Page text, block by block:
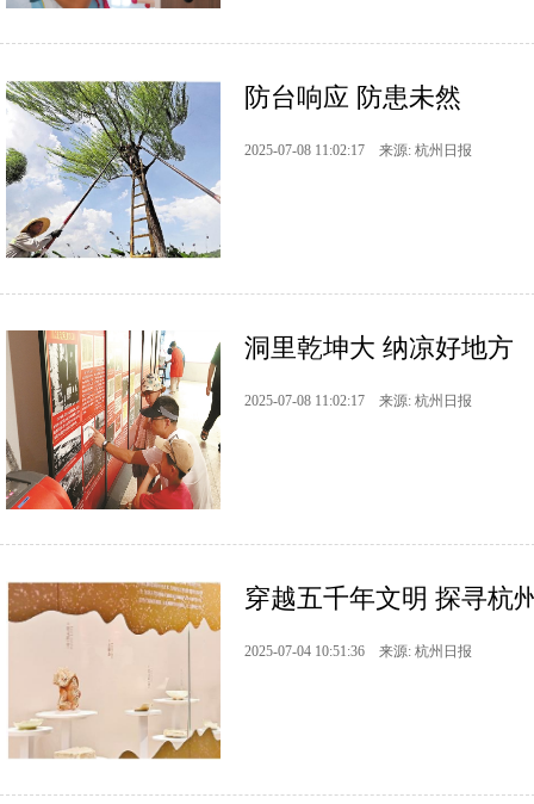
防台响应 防患未然
2025-07-08 11:02:17 来源: 杭州日报
洞里乾坤大 纳凉好地方
2025-07-08 11:02:17 来源: 杭州日报
穿越五千年文明 探寻杭
2025-07-04 10:51:36 来源: 杭州日报